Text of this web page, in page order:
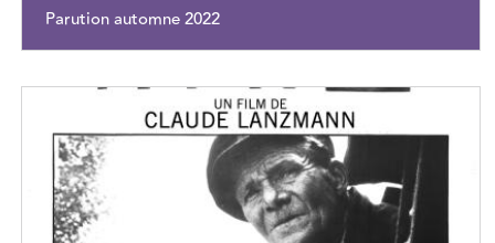
Parution automne 2022